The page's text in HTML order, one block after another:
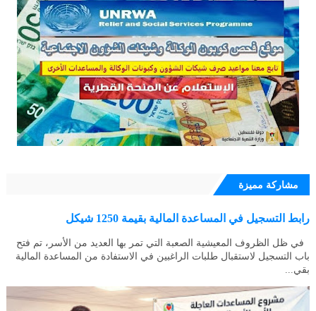
مشاركة مميزة
رابط التسجيل في المساعدة المالية بقيمة 1250 شيكل
في ظل الظروف المعيشية الصعبة التي تمر بها العديد من الأسر، تم فتح
باب التسجيل لاستقبال طلبات الراغبين في الاستفادة من المساعدة المالية
بقي...